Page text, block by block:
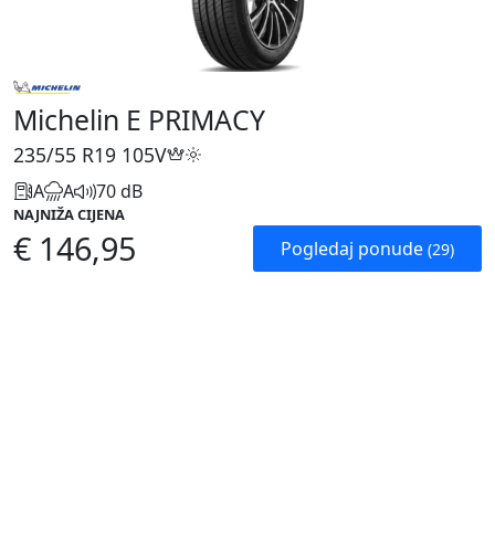
Michelin E PRIMACY
235/55 R19 105V
A A 70 dB
NAJNIŽA CIJENA
€ 146,95 Pogledaj ponude (29)